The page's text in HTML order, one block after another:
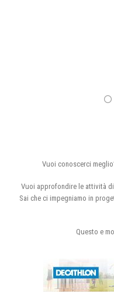
Vuoi conoscerci
Vuoi approfondire le attività
Sai che ci impegniamo in
Questo e